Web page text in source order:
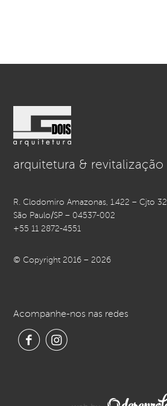
arquitetura & revitalização
R. Clodomiro Amazonas, 1.422 – Cjto 32
São Paulo/SP – 04537-002
+55 11 2872-4551
© Copyright 2016 – 2026
Acompanhe-nos nas redes